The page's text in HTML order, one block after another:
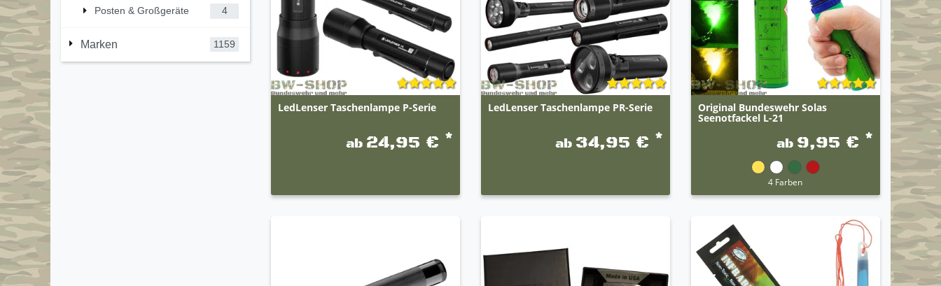
Posten & Großgeräte 4
Marken 1159
LedLenser Taschenlampe P-Serie
ab 24,95 € *
LedLenser Taschenlampe PR-Serie
ab 34,95 € *
Original Bundeswehr Solas
Seenotfackel L-21
ab 9,95 € *
4 Farben